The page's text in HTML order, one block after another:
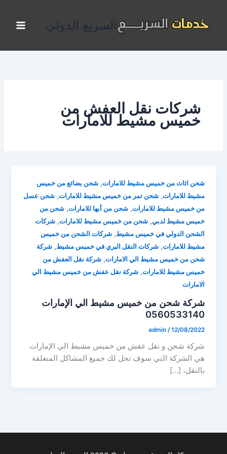
المحتوى
السريع الدولي
شركات نقل العفش من
خميس مشيط للامارات
شحن اثاث من خميس مشيط للامارات,شحن بضائع من خميس
مشيط للامارات,شحن تمر من خميس مشيط للامارات,شحن عسل
من خميس مشيط للامارات,شحن من أبها للامارات,شحن من
خميس مشيط لدبي,شحن من خميس مشيط للامارات,شركات
الشحن الدولي في خميس مشيط,شركات الشحن من خميس
مشيط للامارات,شركات النقل البري في خميس مشيط,شركة
شحن من خميس مشيط الي الامارات,شركة نقل العفش من
خميس مشيط للامارات,شركة نقل عفش من خميس مشيط الي
الامارات
شركة شحن من خميس مشيط الي الإمارات
0560533140
admin /12/08/2022
شركة شحن و نقل عفش من خميس مشيط الي الإمارات
هي الشركة التي سوف تحل لك جميع المشاكل المتعلقة
بالنقل، […]